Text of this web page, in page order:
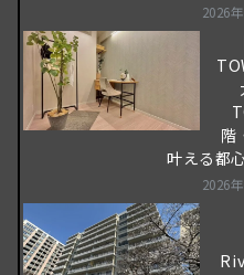
2026
階
叶える都
2026